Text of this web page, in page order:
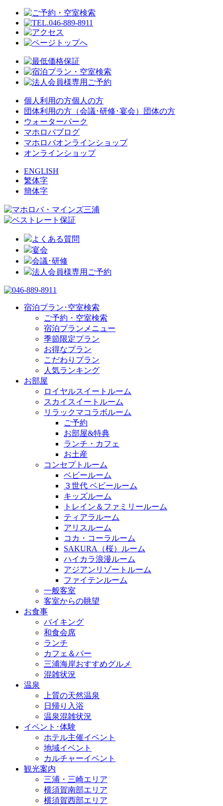
個人利用の方個人の方
団体利用の方（会議･研修･宴会）
団体の方
ウォーターパーク
マホロバブログ
マホロバオンラインショップ
オンラインショップ
ENGLISH
繁体字
簡体字
よくある質問
宴会
会議･研修
法人会員様専用ご予約
宿泊プラン･空室検索
ご予約・空室検索
宿泊プランメニュー
季節限定プラン
お得なプラン
こだわりプラン
人気ランキング
お部屋
ロイヤルスイートルーム
スカイスイートルーム
リラックマコラボルーム
ご予約
お部屋&特典
ランチ・カフェ
お土産
コンセプトルーム
ベビールーム
３世代 ベビールーム
キッズルーム
トレイン＆ファミリールーム
ティアラルーム
アリスルーム
コカ・コーラルーム
SAKURA（桜）ルーム
ハイカラ浪漫ルーム
アジアンリゾートルーム
ファイテンルーム
一般客室
客室からの眺望
お食事
バイキング
和食会席
ランチ
カフェ＆バー
三浦海岸おすすめグルメ
混雑状況
温泉
上質の天然温泉
日帰り入浴
温泉混雑状況
イベント･体験
ホテル主催イベント
地域イベント
カルチャーイベント
観光案内
三浦・三崎エリア
横須賀南部エリア
横須賀西部エリア